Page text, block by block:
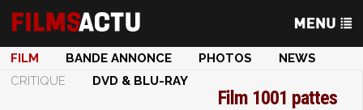
FILM BANDE ANNONCE PHOTOS
NEWS
CRITIQUE
DVD & BLU-RAY
Film 1001 pattes